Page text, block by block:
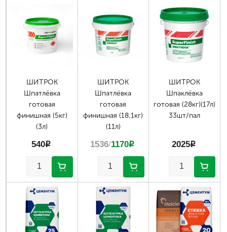
ШИТРОК
Шпатлёвка
готовая
финишная (5кг)
(3л)
540p
ШИТРОК
Шпатлёвка
готовая
финишная (18,1кг)
(11л)
1536/1170p
ШИТРОК
Шпаклёвка
готовая (28кг)(17л)
33шт/пал
2025p
Страницы